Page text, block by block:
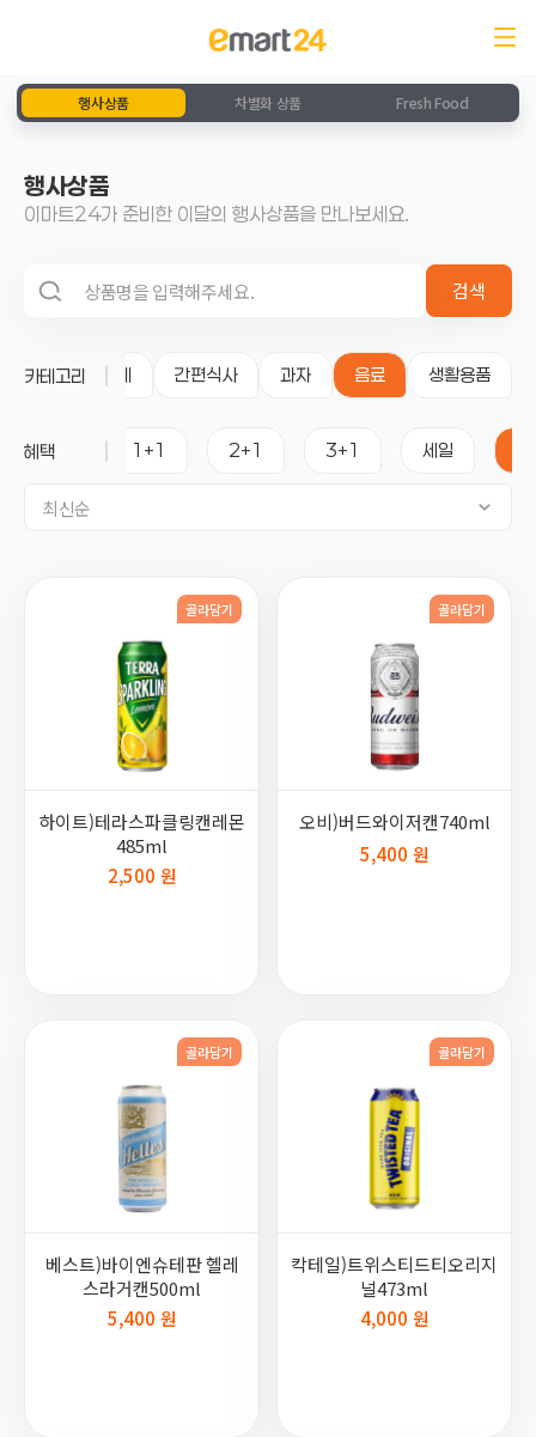
행사상품 차별화 상품 Fresh Food
행사상품
이마트24가 준비한 이달의 행사상품을 만나보세요.
검색 영역
검색
카테고리 전체 간편식사 과자 음료 생활용품
혜택
전체 1+1 2+1 3+1 세일
최신순
골라담기
하이트)테라스파클링캔레몬
485ml
2,500 원
골라담기
오비)버드와이저캔740ml
5,400 원
골라담기
베스트)바이엔슈테판 헬레
스라거캔500ml
5,400 원
골라담기
칵테일)트위스티드티오리지
널473ml
4,000 원